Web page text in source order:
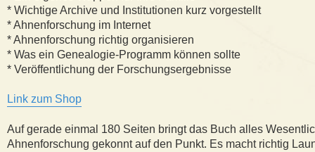
* Wichtige Archive und Institutionen kurz vorgestellt
* Ahnenforschung im Internet
* Ahnenforschung richtig organisieren
* Was ein Genealogie-Programm können sollte
* Veröffentlichung der Forschungsergebnisse
Link zum Shop
Auf gerade einmal 180 Seiten bringt das Buch alles
Ahnenforschung gekonnt auf den Punkt. Es macht richtig